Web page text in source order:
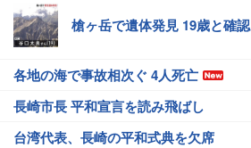
槍ヶ岳で遺体発見 19歳と確認
各地の海で事故相次ぐ 4人死亡
長崎市長 平和宣言を読み飛ばし
台湾代表、長崎の平和式典を欠席